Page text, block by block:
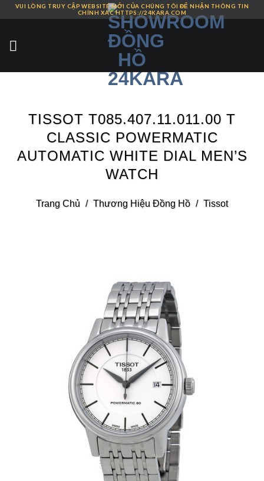
Skip
content
VUI LÒNG TRUY CẬP WEBSITE MỚI CỦA CHÚNG TÔI ĐỂ NHẬN THÔNG TIN
CHÍNH XÁC HTTPS://24KARA.COM
TISSOT T085.407.11.011.00 T
CLASSIC POWERMATIC
AUTOMATIC WHITE DIAL MEN’S
WATCH
Trang Chủ / Thương Hiệu Đồng Hồ / Tissot